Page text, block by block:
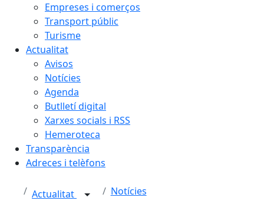
Empreses i comerços
Transport públic
Turisme
Actualitat
Avisos
Notícies
Agenda
Butlletí digital
Xarxes socials i RSS
Hemeroteca
Transparència
Adreces i telèfons
Actualitat Notícies